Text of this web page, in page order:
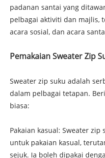
padanan santai yang
pelbagai aktiviti dan majlis,
acara sosial, dan acara
Pemakaian Sweater Zip
Sweater zip suku adalah
dalam pelbagai tetapan.
biasa:
Pakaian kasual: Sweater
untuk pakaian kasual,
sejuk. Ia boleh dipakai